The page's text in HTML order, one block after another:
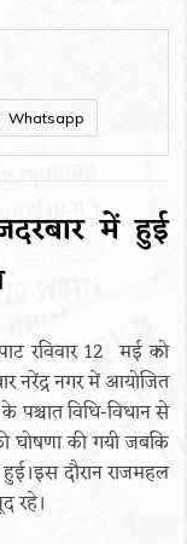
Whatsapp
में हुई
रविवार 12 मई कोे
नरेंद्र नगर में आयोजित
पश्चात विधि-विधान से
घोषणा की गयी जबकि
दौरान राजमहल
रहे।